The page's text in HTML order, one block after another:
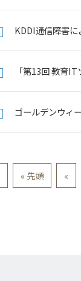
KDDI通信障害に
「第13回 教育
ゴールデンウィ
« 先頭 «